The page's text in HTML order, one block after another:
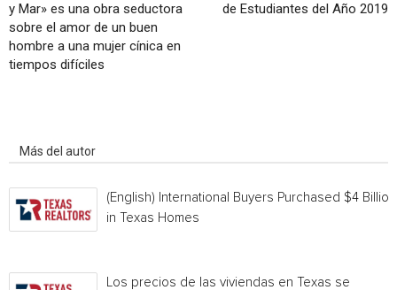
y Mar» es una obra seductora
sobre el amor de un buen
hombre a una mujer cínica en
tiempos difíciles
de Estudiantes del Año 2019
Más del autor
(English) International Buyers Purchased $4 Billion
in Texas Homes
Los precios de las viviendas en Texas se